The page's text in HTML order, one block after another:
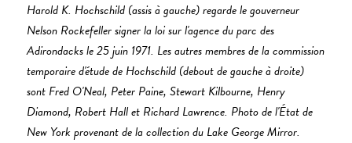
Harold K. Hochschild (assis à gauche) regarde le gouverneur
Nelson Rockefeller signer la loi sur l'agence du parc des
Adirondacks le 25 juin 1971. Les autres membres de la commission
temporaire d'étude de Hochschild (debout de gauche à droite)
sont Fred O'Neal, Peter Paine, Stewart Kilbourne, Henry
Diamond, Robert Hall et Richard Lawrence. Photo de l'État de
New York provenant de la collection du Lake George Mirror.